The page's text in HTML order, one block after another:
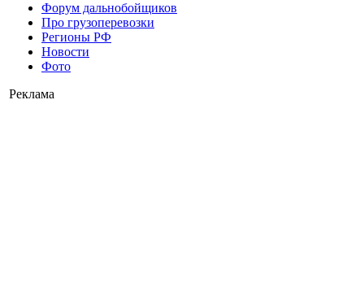
Форум дальнобойщиков
Про грузоперевозки
Регионы РФ
Новости
Фото
Реклама